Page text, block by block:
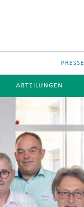
PRESSE
ABTEILUNGEN